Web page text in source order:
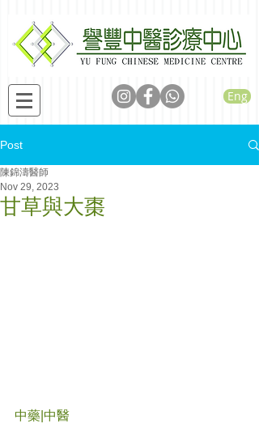
Eng
Post
甘草與大棗
陳錦濤醫師
Nov 29, 2023
中藥|中醫